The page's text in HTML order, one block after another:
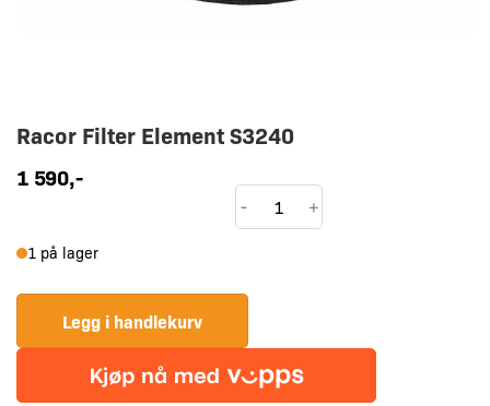
Racor Filter Element S3240
1 590,-
Racor
Filter
- +
1 på lager
Legg i handlekurv